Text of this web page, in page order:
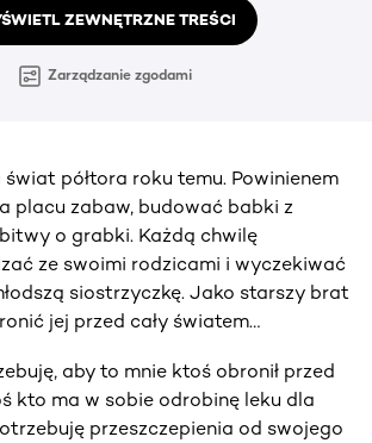
ZEWNĘTRZNE TREŚCI
Zarządzanie zgodami
świat półtora roku temu. Powinienem
placu zabaw, budować babki z
o grabki. Każdą chwilę
ze swoimi rodzicami i wyczekiwać
siostrzyczkę. Jako starszy brat
jej przed cały światem…
aby to mnie ktoś obronił przed
kto ma w sobie odrobinę leku dla
przeszczepienia od swojego